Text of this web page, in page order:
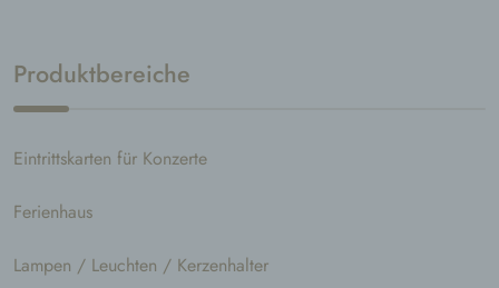
Produktbereiche
Eintrittskarten für Konzerte
Ferienhaus
Lampen / Leuchten / Kerzenhalter